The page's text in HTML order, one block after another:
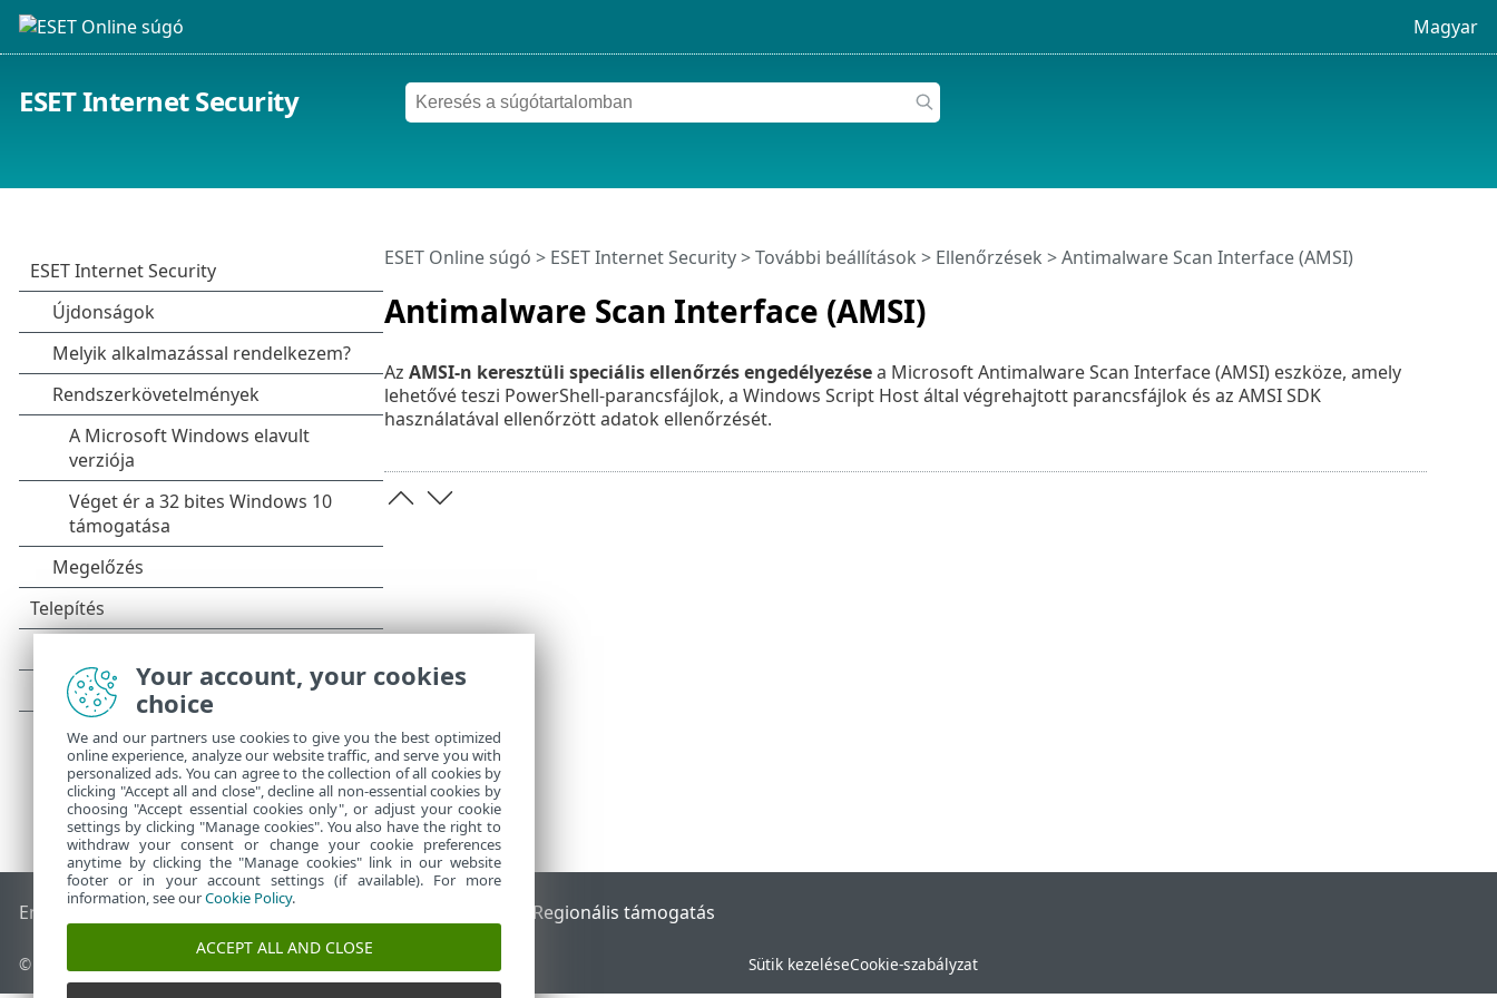
Magyar
ESET Internet Security
Antimalware Scan Interface (AMSI)
ESET Online súgó > ESET Internet Security>További beállítások > Ellenőrzések > Antimalware Scan Interface (AMSI)
Az AMSI-n keresztüli speciális ellenőrzés engedélyezésea Microsoft Antimalware Scan Interface (AMSI) eszköze, amely
lehetővé teszi PowerShell-parancsfájlok, a Windows Script Host által végrehajtott parancsfájlok és az AMSI SDK
használatával ellenőrzött adatok ellenőrzését.
End of Life Az ESET tudásbázisa ESET Fórum Regionális támogatás
© 1992 - 2026 ESET, spol. s r.o. – Minden jog fenntartva. Sütik kezeléseCookie-szabályzat
Your account, your cookies
choice
We and our partners use cookies to give you the best optimized
online experience, analyze our website traffic, and serve you with
personalized ads. You can agree to the collection of all cookies by
clicking "Accept all and close", decline all non-essential cookies by
choosing "Accept essential cookies only", or adjust your cookie
settings by clicking "Manage cookies". You also have the right to
withdraw your consent or change your cookie preferences
anytime by clicking the "Manage cookies" link in our website
footer or in your account settings (if available). For more
information, see ourCookie Policy.
ACCEPT ALL AND CLOSE